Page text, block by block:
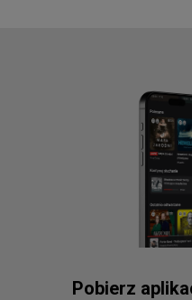
Pobierz